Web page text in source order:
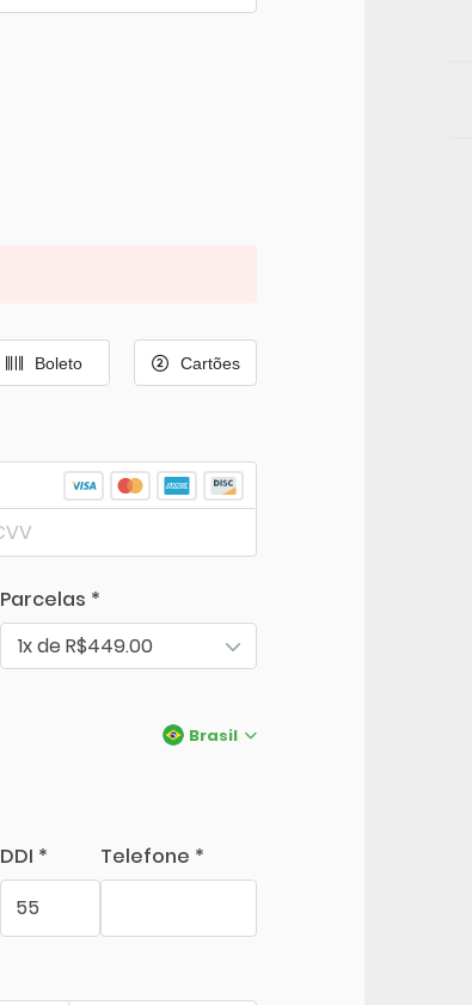
Boleto Cartões
Parcelas *
1x de R$449.00
Brasil
DDI * Telefone *